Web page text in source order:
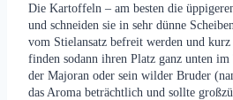
Die Kartoffeln – am besten die
und schneiden sie in sehr dünne
vom Stielansatz befreit werden und
finden sodann ihren Platz ganz unten
der Majoran oder sein wilder Bruder
das Aroma beträchtlich und sollte